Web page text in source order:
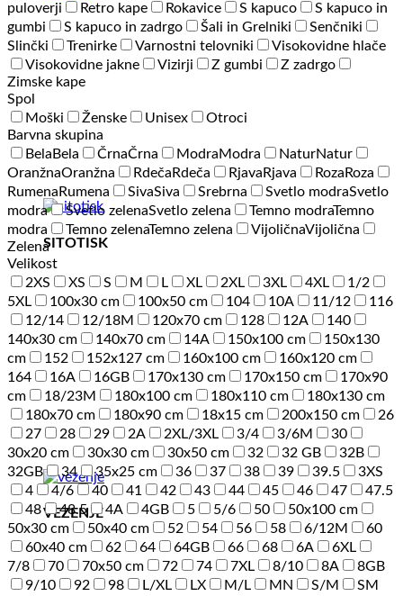
SITOTISK
VEZENJE
puloverji
Retro kape Rokavice S kapuco
S kapuco in
gumbi
S kapuco in zadrgo Šali in Grelniki
Senčniki
Slinčki
Trenirke Varnostni telovniki
Visokovidne hlače
Visokovidne jakne
Vizirji Z gumbi
Z zadrgo
Zimske kape
Spol
Moški
Ženske Unisex
Otroci
Barvna skupina
Bela Bela ČrnaČrna ModraModra NaturNatur
OranžnaOranžna Rdeča Rdeča Rjava Rjava Roza Roza
Rumena Rumena SivaSiva Srebrna Svetlo modraSvetlo
modra
Svetlo zelenaSvetlo zelena Temno modraTemno
modra
Temno zelenaTemno zelena VijoličnaVijolična
Zelena
Velikost
2XS
XS S M L XL 2XL 3XL 4XL
1/2
5XL
100x30 cm 100x50 cm 104 10A 11/12
116
12/14
12/18M 120x70 cm 128 12A
140
140x30 cm
140x70 cm 14A 150x100 cm
150x130
cm
152 152x127 cm 160x100 cm
160x120 cm
164
16A 16GB 170x130 cm 170x150 cm
170x90
cm
18/23M 180x100 cm 180x110 cm
180x130 cm
180x70 cm
180x90 cm 18x15 cm 200x150 cm
26
27
28 29 2A 2XL/3XL 3/4 3/6M
30
30x20 cm
30x30 cm 30x50 cm 32 32 GB
32B
32GB
34 35x25 cm 36 37 38 39 39.5
3XS
4
4/6 40 41 42 43 44 45 46 47
47.5
48
48.5 4A 4GB 5 5/6 50
50x100 cm
50x30 cm
50x40 cm 52 54 56 58 6/12M
60
60x40 cm
62 64 64GB 66 68 6A
6XL
7/8
70 70x50 cm 72 74 7XL 8/10 8A
8GB
9/10
92 98 L/XL LX M/L MN S/M
SM